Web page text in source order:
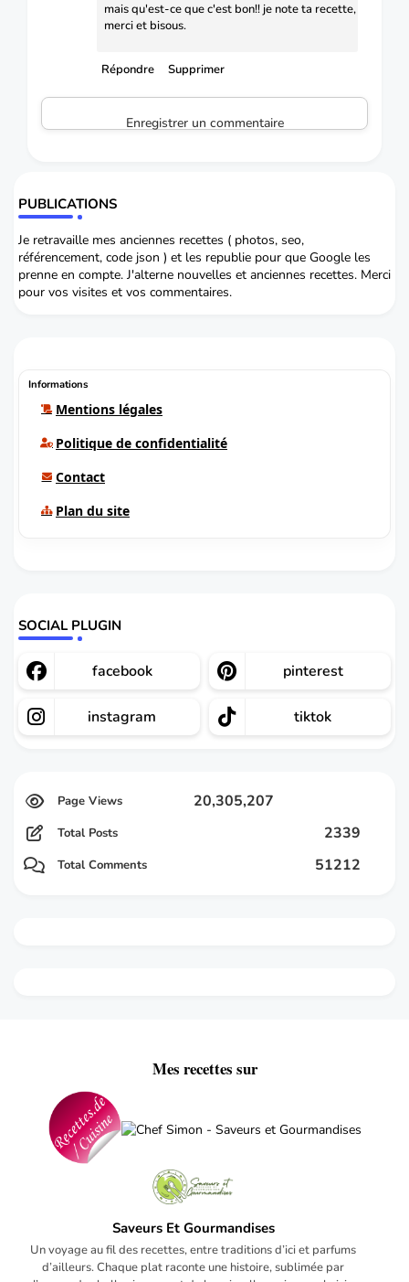
mais qu'est-ce que c'est bon!! je note ta recette,
merci et bisous.
Répondre Supprimer
Enregistrer un commentaire
PUBLICATIONS
Je retravaille mes anciennes recettes ( photos, seo,
référencement, code json ) et les republie pour que Google les
prenne en compte. J'alterne nouvelles et anciennes recettes. Merci
pour vos visites et vos commentaires.
Informations
Mentions légales
Politique de confidentialité
Contact
Plan du site
SOCIAL PLUGIN
facebook pinterest
instagram tiktok
20,305,207
Total Posts 2339
Total Comments 51212
Mes recettes sur
Saveurs Et Gourmandises
Un voyage au fil des recettes, entre traditions d’ici et parfums
d’ailleurs. Chaque plat raconte une histoire, sublimée par